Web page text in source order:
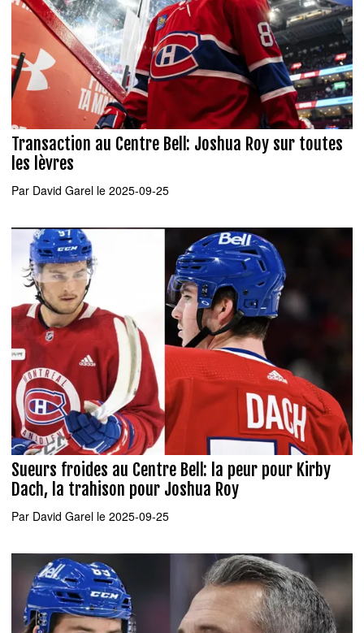
Transaction au Centre Bell: Joshua Roy sur toutes
les lèvres
Par David Garel le 2025-09-25
Sueurs froides au Centre Bell: la peur pour Kirby
Dach, la trahison pour Joshua Roy
Par David Garel le 2025-09-25